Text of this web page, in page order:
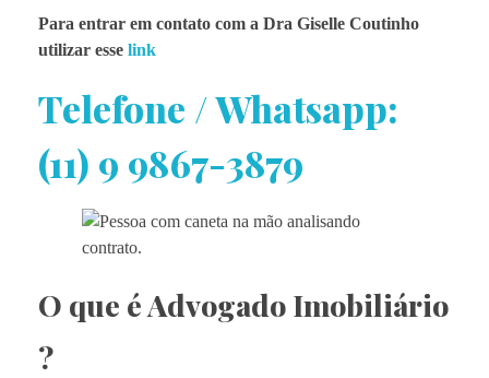
Para entrar em contato com a Dra Giselle Coutinho
utilizar esse link
Telefone / Whatsapp:
(11) 9 9867-3879
O que é Advogado Imobiliário
?